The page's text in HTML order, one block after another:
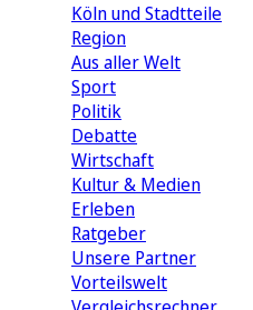
Köln und Stadtteile
Region
Aus aller Welt
Sport
Politik
Debatte
Wirtschaft
Kultur & Medien
Erleben
Ratgeber
Unsere Partner
Vorteilswelt